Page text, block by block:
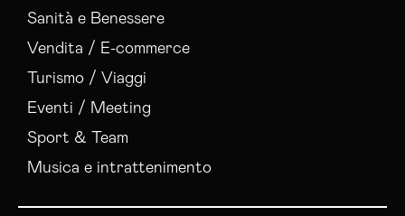
Sanità e Benessere
Vendita / E-commerce
Turismo / Viaggi
Eventi / Meeting
Sport & Team
Musica e intrattenimento